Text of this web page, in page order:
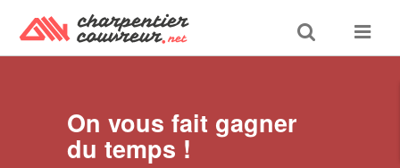
Toggle
search
Toggle
On vous fait gagner
du temps !